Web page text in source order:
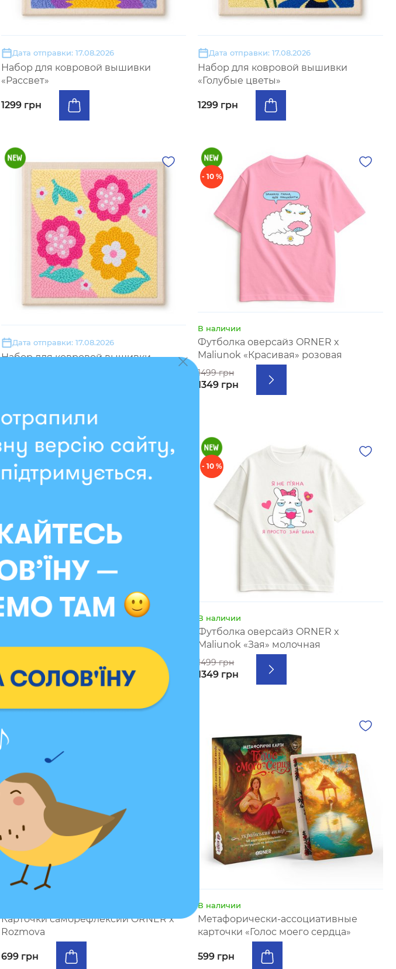
Дата отправки: 17.08.2026
Набор для ковровой вышивки
«Рассвет»
1299 грн
Дата отправки: 17.08.2026
Набор для ковровой вышивки
«Голубые цветы»
1299 грн
Дата отправки: 17.08.2026
Набор для ковровой вышивки
- 10 %
В наличии
Футболка оверсайз ORNER х
Maliunok «Красивая» розовая
1499 грн
1349 грн
- 10 %
В наличии
Maliunok «Зая» розовая
1349 грн
- 10 %
В наличии
Футболка оверсайз ORNER х
Maliunok «Зая» молочная
1499 грн
1349 грн
Карточки саморефлексии ORNER x
Rozmova
699 грн
В наличии
Метафорически-ассоциативные
карточки «Голос моего сердца»
599 грн